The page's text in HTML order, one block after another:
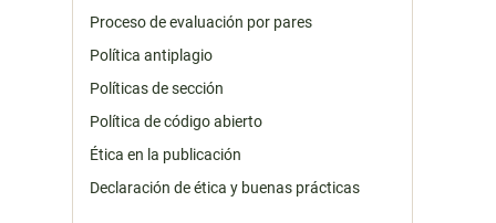
Proceso de evaluación por pares
Política antiplagio
Políticas de sección
Política de código abierto
Ética en la publicación
Declaración de ética y buenas prácticas